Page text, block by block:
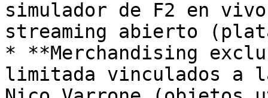
simulador de F2 en
streaming abierto
* **Merchandising
limitada vinculados a